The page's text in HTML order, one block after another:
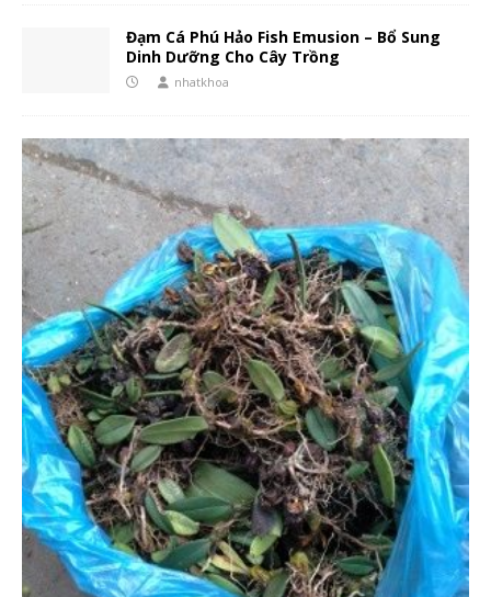
Đạm Cá Phú Hảo Fish Emusion – Bổ Sung
Dinh Dưỡng Cho Cây Trồng
nhatkhoa